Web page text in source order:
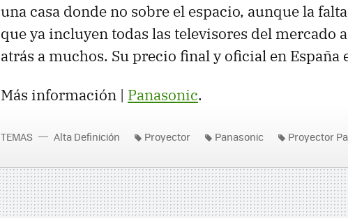
una casa donde no sobre el espacio, aunque la
que ya incluyen todas las televisores del mercado
atrás a muchos. Su precio final y oficial en España
Más información | Panasonic.
TEMAS Alta Definición Proyector Panasonic Proyector